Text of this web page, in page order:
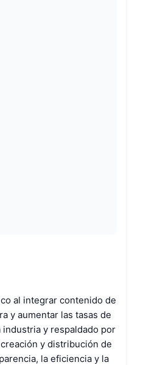
al integrar contenido de
y aumentar las tasas de
y respaldado por
y distribución de
la eficiencia y la